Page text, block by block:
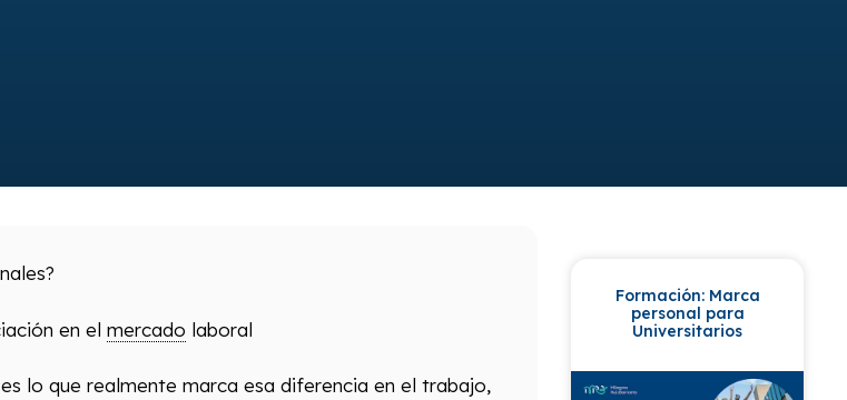
en el mercado laboral
lo que realmente marca esa diferencia en el trabajo,
Formación: Marca
personal para
Universitarios